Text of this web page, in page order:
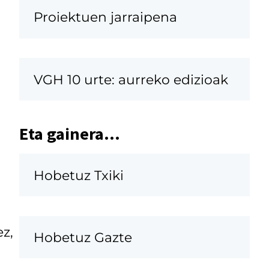
Proiektuen jarraipena
VGH 10 urte: aurreko edizioak
Eta gainera...
Hobetuz Txiki
Hobetuz Gazte